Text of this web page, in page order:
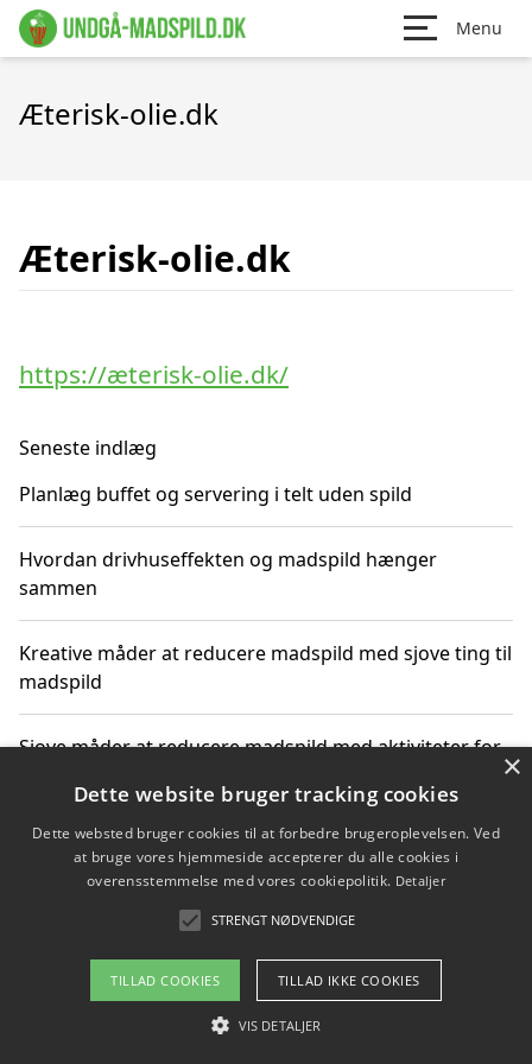
Menu
Æterisk-olie.dk
Æterisk-olie.dk
https://æterisk-olie.dk/
Seneste indlæg
Planlæg buffet og servering i telt uden spild
Hvordan drivhuseffekten og madspild hænger
sammen
Kreative måder at reducere madspild med sjove ting til
madspild
Sjove måder at reducere madspild med aktiviteter for
Hvor finder jeg nemme måltidskasser i Vejle
Om / kontakt
Blog Betingelser
×
Dette website bruger tracking cookies
Dette websted bruger cookies til at forbedre brugeroplevelsen. Ved
at bruge vores hjemmeside accepterer du alle cookies i
overensstemmelse med vores cookiepolitik. Detaljer
STRENGT NØDVENDIGE
TILLAD COOKIES TILLAD IKKE COOKIES
VIS DETALJER